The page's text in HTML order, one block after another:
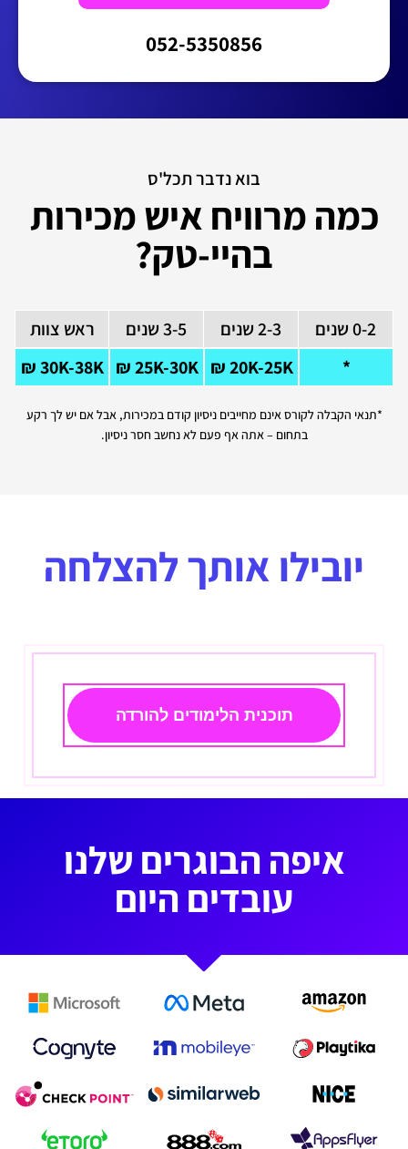
052-5350856
בוא נדבר תכל'ס
כמה מרוויח איש מכירות
בהיי-טק?
0-2 שנים 2-3 שנים 3-5 שנים
ראש צוות
*
20K-25K ₪
25K-30K ₪
30K-38K ₪
*תנאי הקבלה לקורס אינם מחייבים ניסיון קודם במכירות, אבל אם יש לך רקע
בתחום – אתה אף פעם לא נחשב חסר ניסיון.
יובילו אותך להצלחה
תוכנית הלימודים להורדה
איפה הבוגרים שלנו
עובדים היום